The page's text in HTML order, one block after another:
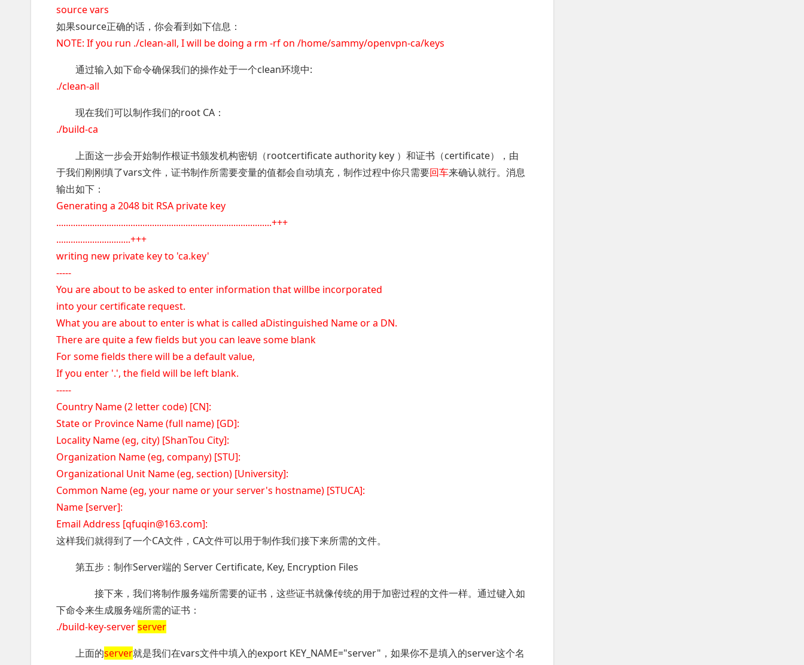
source vars
如果source正确的话，你会看到如下信息：
NOTE: If you run ./clean-all, I will be doing a rm -rf on /home/sammy/openvpn-ca/keys
通过输入如下命令确保我们的操作处于一个clean环境中:
./clean-all
现在我们可以制作我们的root CA：
./build-ca
上面这一步会开始制作根证书颁发机构密钥（rootcertificate authority key ）和证书（certificate），由
于我们刚刚填了vars文件，证书制作所需要变量的值都会自动填充，制作过程中你只需要回车来确认就行。消息
输出如下：
Generating a 2048 bit RSA private key
..........................................................................................+++
...............................+++
writing new private key to 'ca.key'
-----
You are about to be asked to enter information that willbe incorporated
into your certificate request.
What you are about to enter is what is called aDistinguished Name or a DN.
There are quite a few fields but you can leave some blank
For some fields there will be a default value,
If you enter '.', the field will be left blank.
-----
Country Name (2 letter code) [CN]:
State or Province Name (full name) [GD]:
Locality Name (eg, city) [ShanTou City]:
Organization Name (eg, company) [STU]:
Organizational Unit Name (eg, section) [University]:
Common Name (eg, your name or your server's hostname) [STUCA]:
Name [server]:
Email Address [qfuqin@163.com]:
这样我们就得到了一个CA文件，CA文件可以用于制作我们接下来所需的文件。
第五步：制作Server端的 Server Certificate, Key, Encryption Files
接下来，我们将制作服务端所需要的证书，这些证书就像传统的用于加密过程的文件一样。通过键入如
下命令来生成服务端所需的证书：
./build-key-serverserver
上面的server就是我们在vars文件中填入的export KEY_NAME="server"，如果你不是填入的server这个名